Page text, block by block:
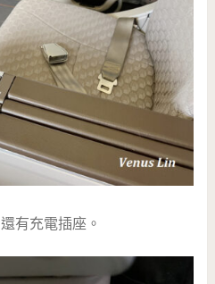
有充電插座。